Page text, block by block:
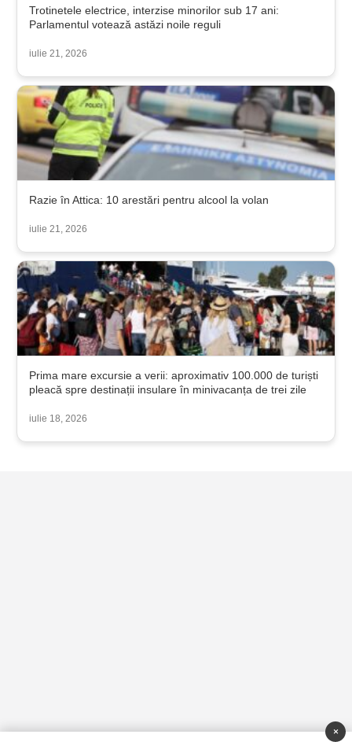
Trotinetele electrice, interzise minorilor sub 17 ani:
Parlamentul votează astăzi noile reguli
iulie 21, 2026
Razie în Attica: 10 arestări pentru alcool la volan
iulie 21, 2026
Prima mare excursie a verii: aproximativ 100.000 de turiști
pleacă spre destinații insulare în minivacanța de trei zile
iulie 18, 2026
×